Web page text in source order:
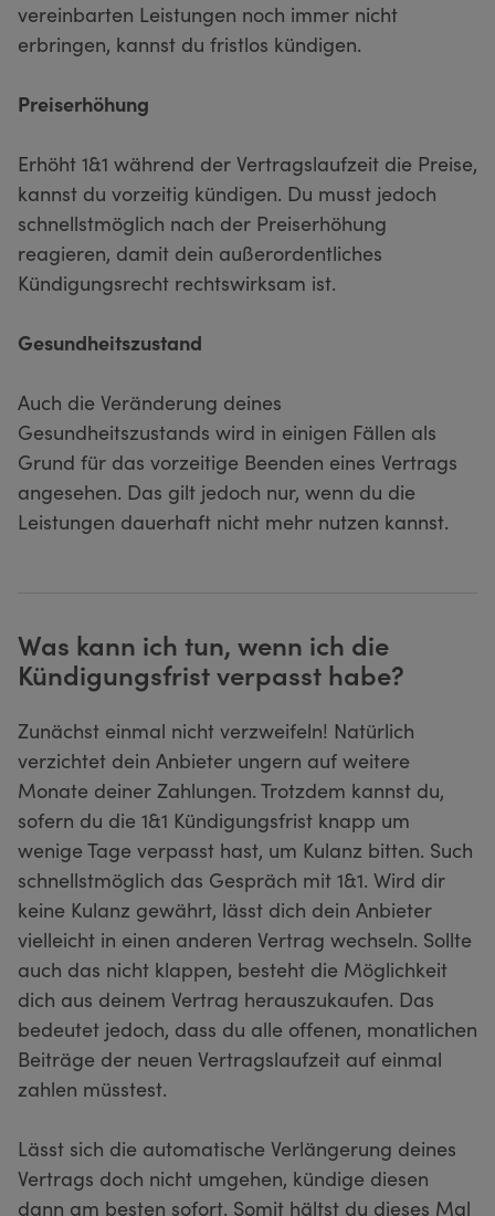
vereinbarten Leistungen noch immer nicht
erbringen, kannst du fristlos kündigen.
Preiserhöhung
Erhöht 1&1 während der Vertragslaufzeit die Preise,
kannst du vorzeitig kündigen. Du musst jedoch
schnellstmöglich nach der Preiserhöhung
reagieren, damit dein außerordentliches
Kündigungsrecht rechtswirksam ist.
Gesundheitszustand
Auch die Veränderung deines
Gesundheitszustands wird in einigen Fällen als
Grund für das vorzeitige Beenden eines Vertrags
angesehen. Das gilt jedoch nur, wenn du die
Leistungen dauerhaft nicht mehr nutzen kannst.
Was kann ich tun, wenn ich die
Kündigungsfrist verpasst habe?
Zunächst einmal nicht verzweifeln! Natürlich
verzichtet dein Anbieter ungern auf weitere
Monate deiner Zahlungen. Trotzdem kannst du,
sofern du die 1&1 Kündigungsfrist knapp um
wenige Tage verpasst hast, um Kulanz bitten. Such
schnellstmöglich das Gespräch mit 1&1. Wird dir
keine Kulanz gewährt, lässt dich dein Anbieter
vielleicht in einen anderen Vertrag wechseln. Sollte
auch das nicht klappen, besteht die Möglichkeit
dich aus deinem Vertrag herauszukaufen. Das
bedeutet jedoch, dass du alle offenen, monatlichen
Beiträge der neuen Vertragslaufzeit auf einmal
zahlen müsstest.
Lässt sich die automatische Verlängerung deines
Vertrags doch nicht umgehen, kündige diesen
dann am besten sofort. Somit hältst du dieses Mal